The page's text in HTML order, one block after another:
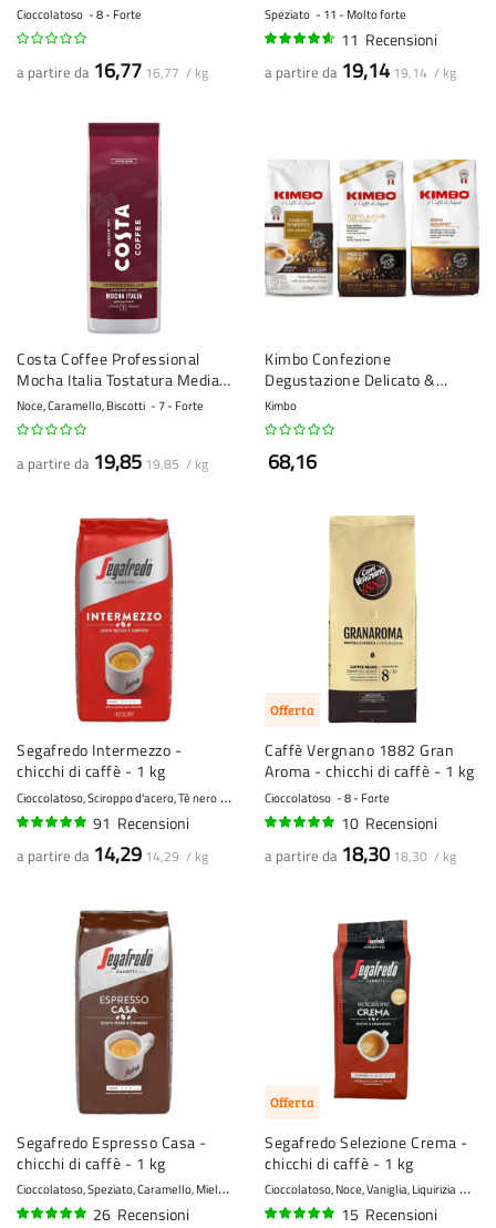
caffè - 1 kg
Cioccolatoso 8 - Forte
a partire da 16,77 16,77 / kg
kg
Speziato 11 - Molto forte
11 Recensioni
a partire da 19,14 19,14 / kg
Costa Coffee Professional
Mocha Italia Tostatura Media -
chicchi di caffè - 1 kg
Noce, Caramello, Biscotti 7 - Forte
a partire da 19,85 19,85 / kg
Kimbo Confezione
Degustazione Delicato &
Aromatico - 100% Arabica - 3 x
1 kg
Kimbo
68,16
Segafredo Intermezzo -
chicchi di caffè - 1 kg
Cioccolatoso, Sciroppo d'acero, Tè nero 8 - Forte
91 Recensioni
a partire da 14,29 14,29 / kg
Offerta
Caffè Vergnano 1882 Gran
Aroma - chicchi di caffè - 1 kg
Cioccolatoso 8 - Forte
10 Recensioni
a partire da 18,30 18,30 / kg
Segafredo Espresso Casa -
chicchi di caffè - 1 kg
C
ioccolatoso, Speziato, Caramello, Miele, Mandorla 8 - Forte
26 Recensioni
Offerta
Segafredo Selezione Crema -
chicchi di caffè - 1 kg
Cioccolatoso, Noce, Vaniglia, Liquirizia 6 -
15 Recensioni